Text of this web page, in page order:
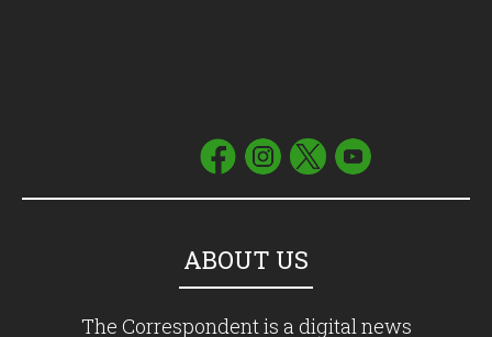
ABOUT US
The Correspondent is a digital news